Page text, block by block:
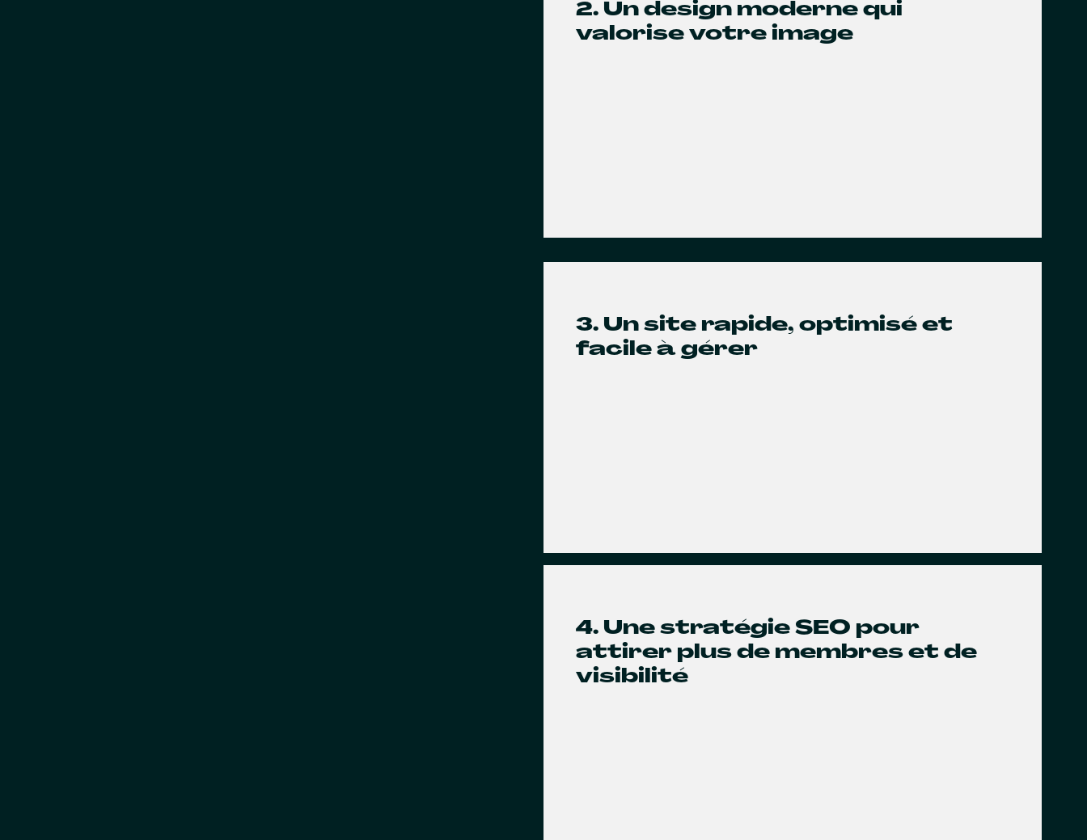
2. Un design moderne qui
valorise votre image
3. Un site rapide, optimisé et
facile à gérer
4. Une stratégie SEO pour
attirer plus de membres et de
visibilité